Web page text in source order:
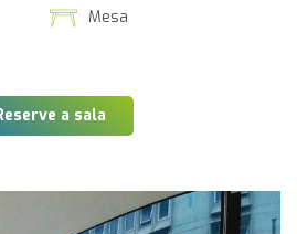
Mesa
a sala